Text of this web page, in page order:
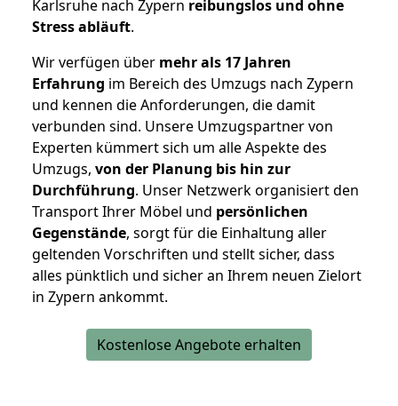
Karlsruhe nach Zypern reibungslos und ohne
Stress abläuft.
Wir verfügen über mehr als 17 Jahren
Erfahrung im Bereich des Umzugs nach Zypern
und kennen die Anforderungen, die damit
verbunden sind. Unsere Umzugspartner von
Experten kümmert sich um alle Aspekte des
Umzugs, von der Planung bis hin zur
Durchführung. Unser Netzwerk organisiert den
Transport Ihrer Möbel und persönlichen
Gegenstände, sorgt für die Einhaltung aller
geltenden Vorschriften und stellt sicher, dass
alles pünktlich und sicher an Ihrem neuen Zielort
in Zypern ankommt.
Kostenlose Angebote erhalten